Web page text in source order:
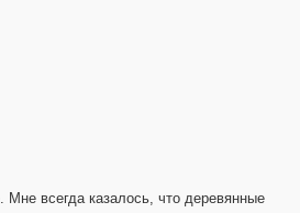
всегда казалось, что деревянные